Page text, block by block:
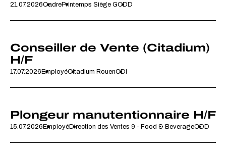
21.07.2026CadrePrintemps Siège GCDD
Conseiller de Vente (Citadium)
H/F
17.07.2026EmployéCitadium RouenCDI
Plongeur manutentionnaire H/F
15.07.2026EmployéDirection des Ventes 9 - Food & BeverageCDD